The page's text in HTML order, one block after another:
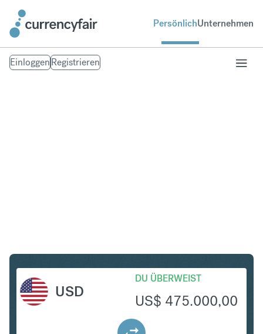
PersönlichUnternehmen
EinloggenRegistrieren
USD
DU ÜBERWEIST
US$ 475.000,00